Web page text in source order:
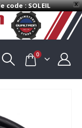
X
code : SOLEIL
0